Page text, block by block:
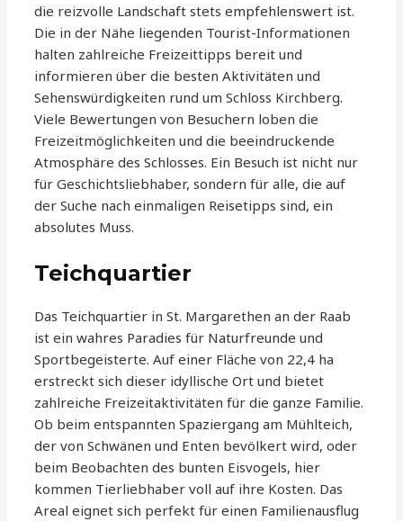
die reizvolle Landschaft stets empfehlenswert ist.
Die in der Nähe liegenden Tourist-Informationen
halten zahlreiche Freizeittipps bereit und
informieren über die besten Aktivitäten und
Sehenswürdigkeiten rund um Schloss Kirchberg.
Viele Bewertungen von Besuchern loben die
Freizeitmöglichkeiten und die beeindruckende
Atmosphäre des Schlosses. Ein Besuch ist nicht nur
für Geschichtsliebhaber, sondern für alle, die auf
der Suche nach einmaligen Reisetipps sind, ein
absolutes Muss.
Teichquartier
Das Teichquartier in St. Margarethen an der Raab
ist ein wahres Paradies für Naturfreunde und
Sportbegeisterte. Auf einer Fläche von 22,4 ha
erstreckt sich dieser idyllische Ort und bietet
zahlreiche Freizeitaktivitäten für die ganze Familie.
Ob beim entspannten Spaziergang am Mühlteich,
der von Schwänen und Enten bevölkert wird, oder
beim Beobachten des bunten Eisvogels, hier
kommen Tierliebhaber voll auf ihre Kosten. Das
Areal eignet sich perfekt für einen Familienausflug